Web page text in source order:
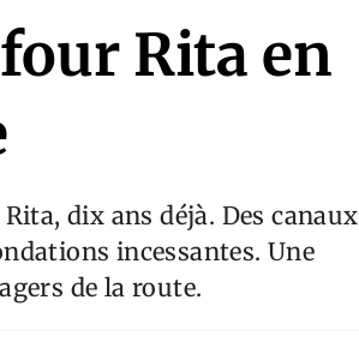
Rita en
dix ans déjà. Des canaux
incessantes. Une
de la route.